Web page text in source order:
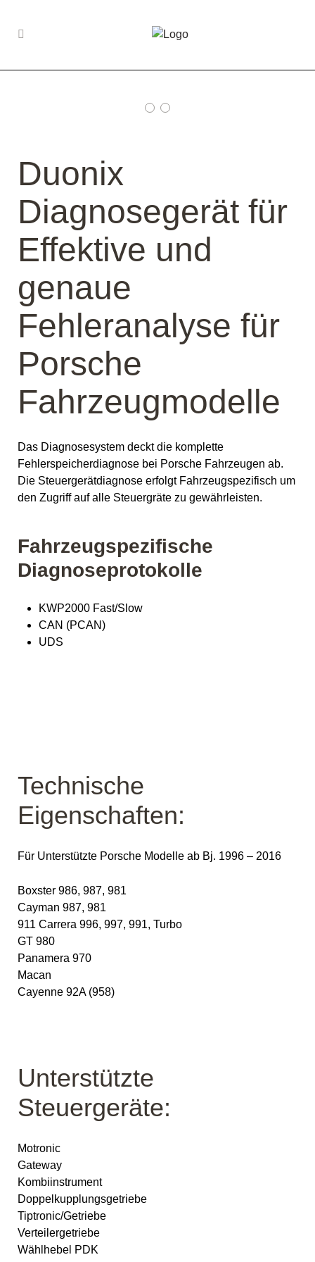
Produkt Porsche
P6031759
Duonix
Diagnosegerät für
Effektive und
genaue
Fehleranalyse für
Porsche
Fahrzeugmodelle
Das Diagnosesystem deckt die komplette
Fehlerspeicherdiagnose bei Porsche Fahrzeugen ab.
Die Steuergerätdiagnose erfolgt Fahrzeugspezifisch um
den Zugriff auf alle Steuergräte zu gewährleisten.
Fahrzeugspezifische
Diagnoseprotokolle
KWP2000 Fast/Slow
CAN (PCAN)
UDS
Technische
Eigenschaften:
Für Unterstützte Porsche Modelle ab Bj. 1996 – 2016
Boxster 986, 987, 981
Cayman 987, 981
911 Carrera 996, 997, 991, Turbo
GT 980
Panamera 970
Macan
Cayenne 92A (958)
Unterstützte
Steuergeräte:
Motronic
Gateway
Kombiinstrument
Doppelkupplungsgetriebe
Tiptronic/Getriebe
Verteilergetriebe
Wählhebel PDK